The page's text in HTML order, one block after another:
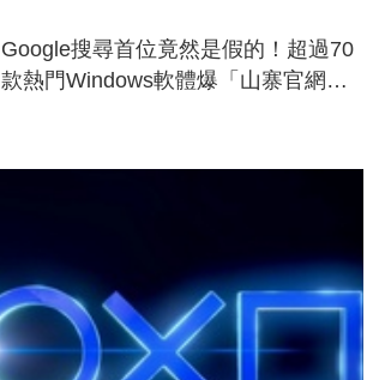
Google搜尋首位竟然是假的！超過70
款熱門Windows軟體爆「山寨官網」